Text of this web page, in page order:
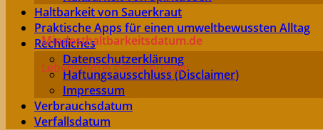
Haltbarkeit von Sauerkraut
Praktische Apps für einen umweltbewussten Alltag
Rechtliches
Datenschutzerklärung
Haftungsausschluss (Disclaimer)
Impressum
Verbrauchsdatum
Verfallsdatum
Mindesthaltbarkeitsdatum.de
Lebensmittel clever nutzen!